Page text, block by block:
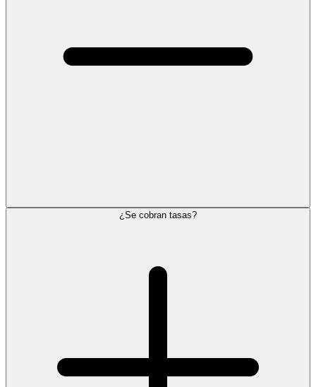
¿Se cobran tasas?